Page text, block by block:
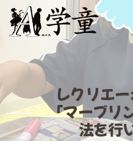
レクリエー
「マーブリ
法を行